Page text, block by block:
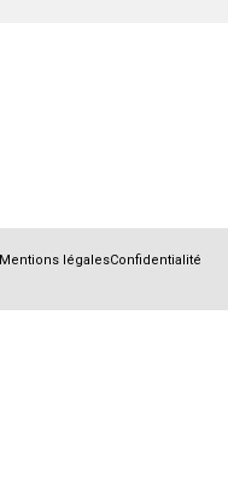
Mentions légalesConfidentialité